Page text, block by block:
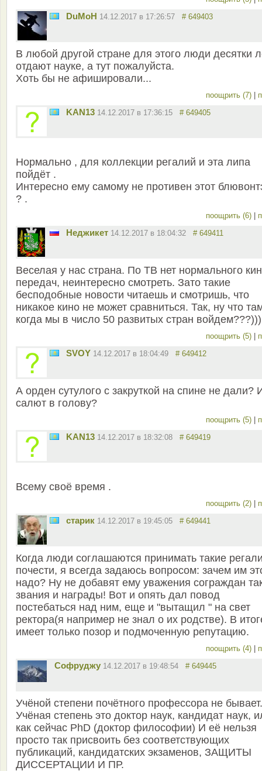
DuMoH 14.12.2017 в 17:26:57 # 649403
В любой другой стране для этого люди десятки
отдают науке, а тут пожалуйста.
Хоть бы не афишировали...
поощрить (7)
KAN13 14.12.2017 в 17:36:15 # 649405
Нормально , для коллекции регалий и эта липа
пойдёт .
Интересно ему самому не противен этот
? .
поощрить (6)
Неджикет 14.12.2017 в 18:04:32 # 649411
Веселая у нас страна. По ТВ нет нормального
передач, неинтересно смотреть. Зато такие
бесподобные новости читаешь и смотришь, что
никакое кино не может сравниться. Так, ну что
когда мы в число 50 развитых стран войдем???)))
поощрить (5)
SVOY 14.12.2017 в 18:04:49 # 649412
А орден сутулого с закруткой на спине не дали?
салют в голову?
поощрить (5)
KAN13 14.12.2017 в 18:32:08 # 649419
Всему своё время .
поощрить (2)
старик 14.12.2017 в 19:45:05 # 649441
Когда люди соглашаются принимать такие
почести, я всегда задаюсь вопросом: зачем им
надо? Ну не добавят ему уважения сограждан
звания и награды! Вот и опять дал повод
постебаться над ним, еще и "вытащил " на свет
ректора(я например не знал о их родстве). В
имеет только позор и подмоченную репутацию.
поощрить (4)
Софруджу 14.12.2017 в 19:48:54 # 649445
Учёной степени почётного профессора не бывает.
Учёная степень это доктор наук, кандидат наук,
как сейчас PhD (доктор философии) И её нельзя
просто так присвоить без соответствующих
публикаций, кандидатских экзаменов, ЗАЩИТЫ
ДИССЕРТАЦИИ И ПР.